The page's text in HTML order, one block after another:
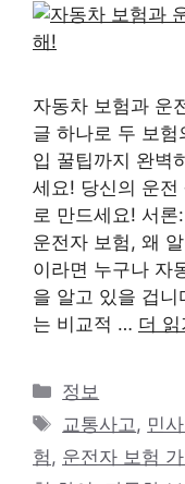
자동차 보험과 운
글 하나로 두 보
입 꿀팁까지 완벽
세요! 당신의 운전
로 만드세요! 서
운전자 보험, 왜
이라면 누구나 자
을 알고 있을 겁니
는 비교적 … 더 읽
카
테
리
정보
태
그
교통사고 , 민
험 , 운전자 보험